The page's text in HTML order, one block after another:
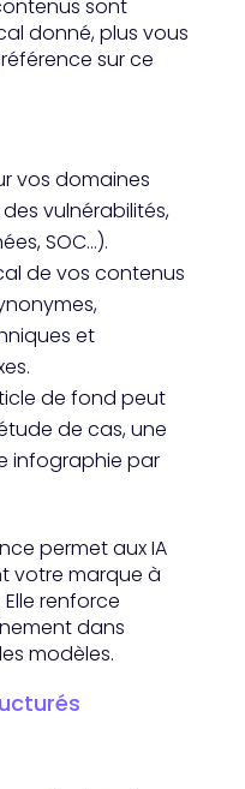
sont
donné, plus vous
sur ce
vos domaines
vulnérabilités,
SOC…).
de vos contenus
et
de fond peut
de cas, une
infographie par
permet aux IA
votre marque à
renforce
dans
modèles.